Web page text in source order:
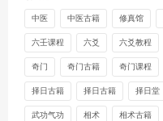
中医 中医古籍 修真馆
六壬课程 六爻 六爻教程
奇门 奇门古籍 奇门课程
择日古籍 择日古籍 择日堂
武功气功 相术 相术古籍